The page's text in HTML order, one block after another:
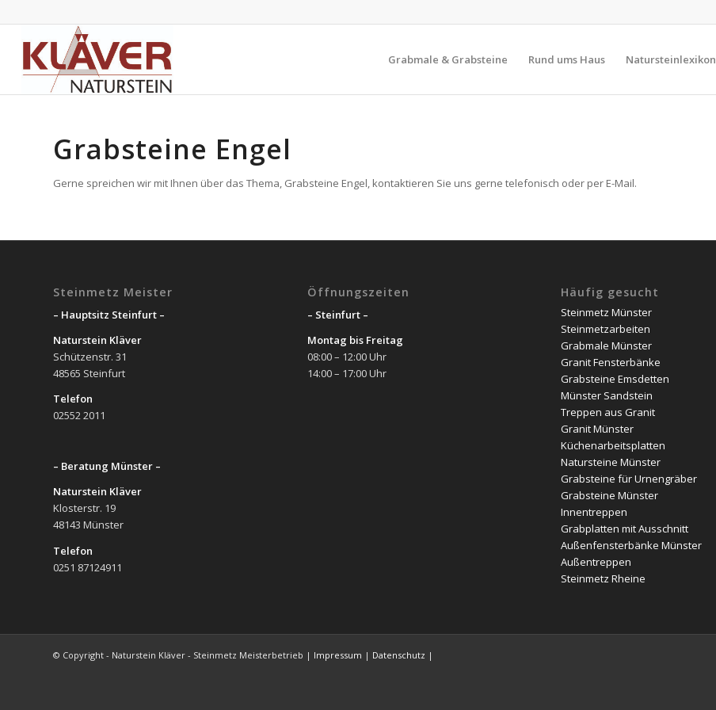
Grabmale & Grabsteine Rund ums Haus Natursteinlexikon
Grabsteine Engel
Gerne spreichen wir mit Ihnen über das Thema, Grabsteine Engel, kontaktieren Sie uns gerne telefonisch oder per E-Mail.
Steinmetz Meister
– Hauptsitz Steinfurt –
Naturstein Kläver
Schützenstr. 31
48565 Steinfurt
Telefon
02552 2011
– Beratung Münster –
Naturstein Kläver
Klosterstr. 19
48143 Münster
Telefon
0251 87124911
Öffnungszeiten
– Steinfurt –
Montag bis Freitag
08:00 – 12:00 Uhr
14:00 – 17:00 Uhr
Häufig gesucht
Steinmetz Münster
Steinmetzarbeiten
Grabmale Münster
Granit Fensterbänke
Grabsteine Emsdetten
Münster Sandstein
Treppen aus Granit
Granit Münster
Küchenarbeitsplatten
Natursteine Münster
Grabsteine für Urnengräber
Grabsteine Münster
Innentreppen
Grabplatten mit Ausschnitt
Außenfensterbänke Münster
Außentreppen
Steinmetz Rheine
© Copyright - Naturstein Kläver - Steinmetz Meisterbetrieb | Impressum | Datenschutz |